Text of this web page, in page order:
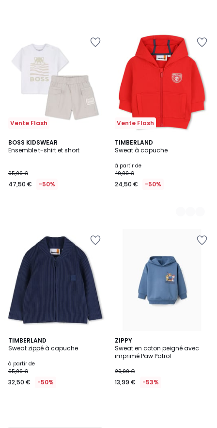
Vente Flash
BOSS KIDSWEAR
Ensemble t-shirt et short
95,00 €
47,50 € -50%
Vente Flash
TIMBERLAND
Sweat à capuche
à partir de
49,00 €
24,50 € -50%
2
Couleurs
TIMBERLAND
Sweat zippé à capuche
à partir de
65,00 €
32,50 € -50%
ZIPPY
Sweat en coton peigné avec
imprimé Paw Patrol
29,99 €
13,99 € -53%